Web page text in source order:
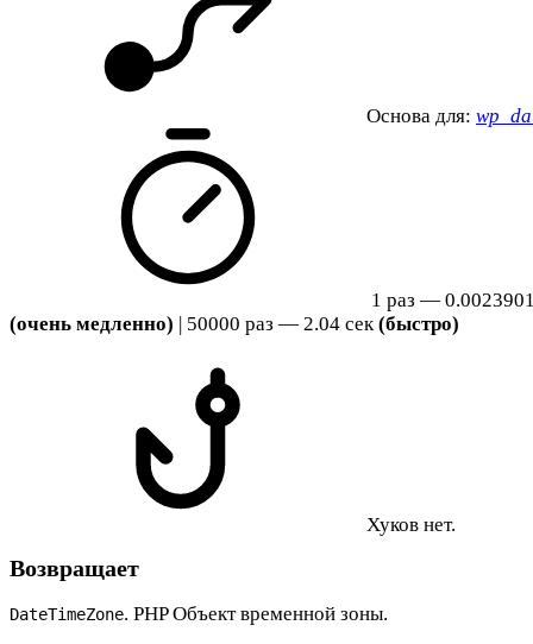
Основа для:
1 раз —
(очень медленно) | 50000 раз — 2.04 сек(быстро)
Хуков нет.
Возвращает
DateTimeZone. PHP Объект временной зоны.